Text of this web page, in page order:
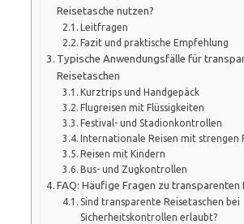
Reisetasche nutzen?
Leitfragen
Fazit und praktische Empfehlung
Typische Anwendungsfälle für
Reisetaschen
Kurztrips und Handgepäck
Flugreisen mit Flüssigkeiten
Festival- und Stadionkontrollen
Internationale Reisen mit strengen
Reisen mit Kindern
Bus- und Zugkontrollen
FAQ: Häufige Fragen zu transparenten
Sind transparente Reisetaschen bei
Sicherheitskontrollen erlaubt?